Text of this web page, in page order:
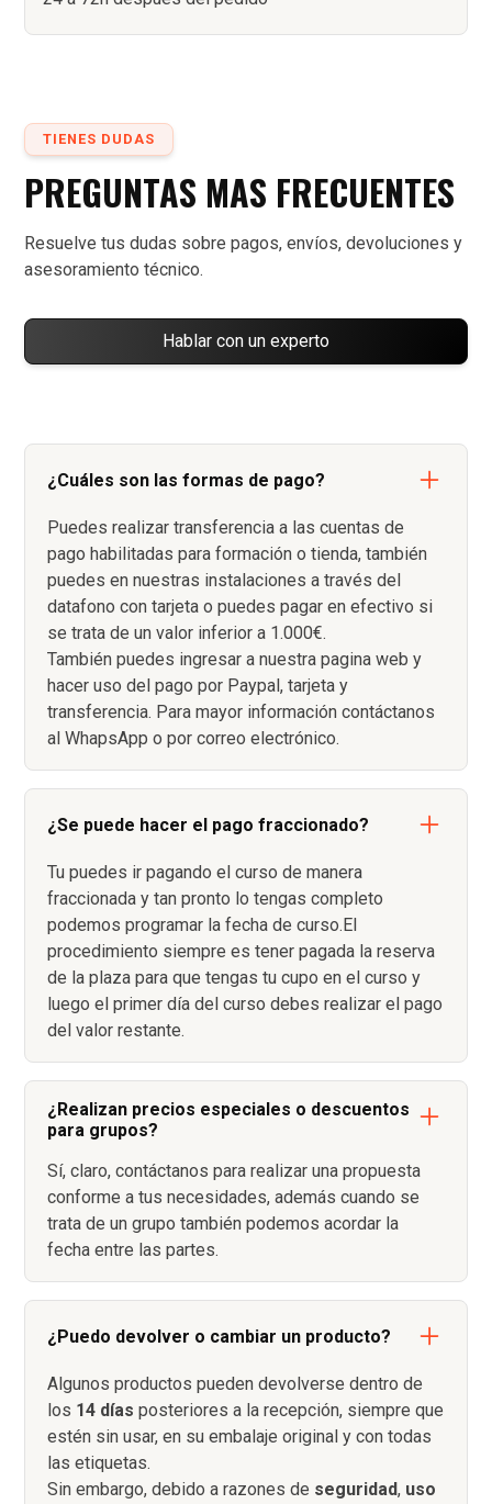
TIENES DUDAS
PREGUNTAS MAS FRECUENTES
Resuelve tus dudas sobre pagos, envíos, devoluciones y
asesoramiento técnico.
Hablar con un experto
¿Cuáles son las formas de pago?
Puedes realizar transferencia a las cuentas de
pago habilitadas para formación o tienda, también
puedes en nuestras instalaciones a través del
datafono con tarjeta o puedes pagar en efectivo si
se trata de un valor inferior a 1.000€.
También puedes ingresar a nuestra pagina web y
hacer uso del pago por Paypal, tarjeta y
transferencia. Para mayor información contáctanos
al WhapsApp o por correo electrónico.
¿Se puede hacer el pago fraccionado?
Tu puedes ir pagando el curso de manera
fraccionada y tan pronto lo tengas completo
podemos programar la fecha de curso.El
procedimiento siempre es tener pagada la reserva
de la plaza para que tengas tu cupo en el curso y
luego el primer día del curso debes realizar el pago
del valor restante.
¿Realizan precios especiales o descuentos
para grupos?
Sí, claro, contáctanos para realizar una propuesta
conforme a tus necesidades, además cuando se
trata de un grupo también podemos acordar la
fecha entre las partes.
¿Puedo devolver o cambiar un producto?
Algunos productos pueden devolverse dentro de
los 14 días posteriores a la recepción, siempre que
estén sin usar, en su embalaje original y con todas
las etiquetas.
Sin embargo, debido a razones de seguridad, uso